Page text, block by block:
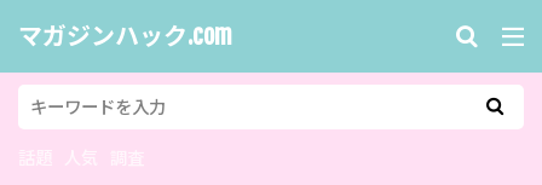
マガジンハック.com